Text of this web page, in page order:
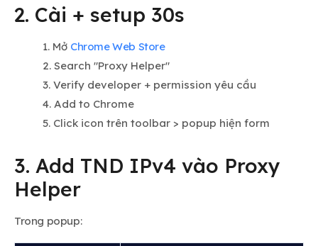
2. Cài + setup 30s
Mở Chrome Web Store
Search "Proxy Helper"
Verify developer + permission yêu cầu
Add to Chrome
Click icon trên toolbar > popup hiện form
3. Add TND IPv4 vào Proxy
Helper
Trong popup: